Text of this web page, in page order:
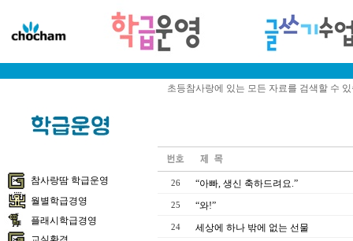
초등참사랑에 있는 모든 자료를 검색할 수
참사랑땀 학급운영
월별학급경영
플래시학급경영
26 “아빠, 생신 축하드려요.”
25 “와!”
24 세상에 하나 밖에 없는 선물